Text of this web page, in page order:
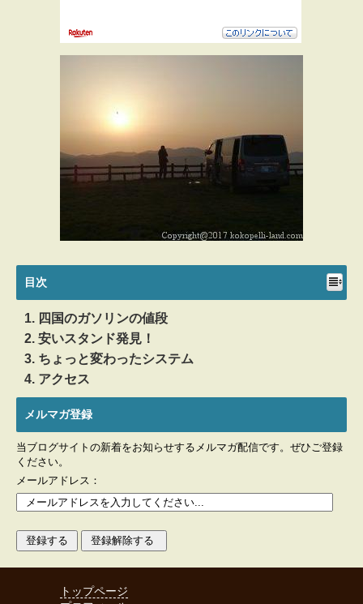
目次
四国のガソリンの値段
安いスタンド発見！
ちょっと変わったシステム
アクセス
メルマガ登録
当ブログサイトの新着をお知らせするメルマガ配信です。ぜひご登録
ください。
メールアドレス：
トップページ